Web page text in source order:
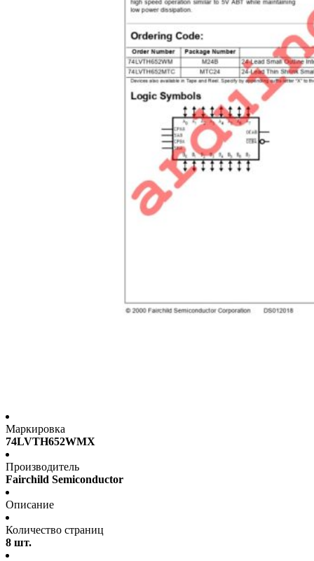
Маркировка
74LVTH652WMX
Производитель
Fairchild Semiconductor
Описание
Количество страниц
8 шт.